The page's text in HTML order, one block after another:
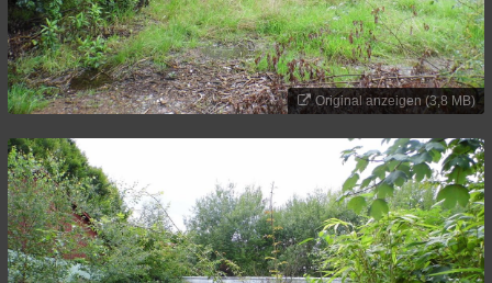
Original anzeigen (3,8 MB)